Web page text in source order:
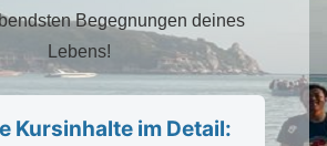
Begegnungen deines
Lebens!
Kursinhalte im Detail: